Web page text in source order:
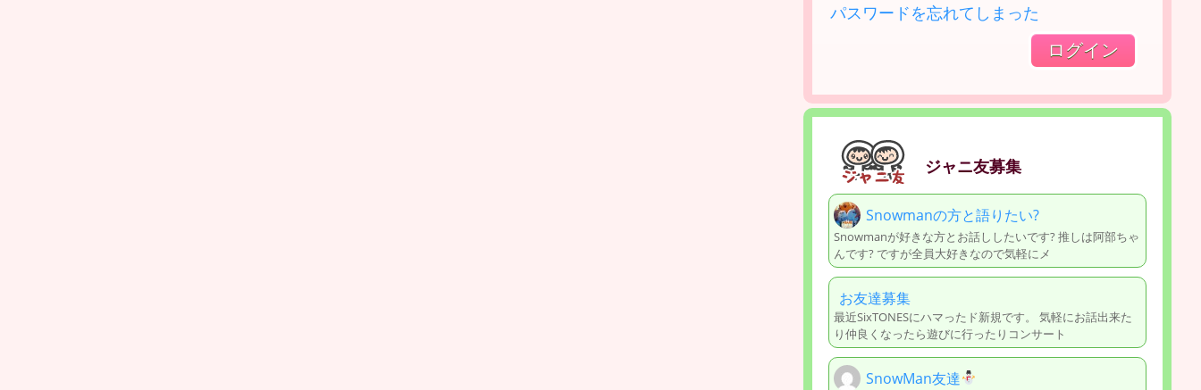
パスワードを忘れてしまった
ジャニ友募集
Snowmanの方と語りたい?
Snowmanが好きな方とお話ししたいです? 推しは阿部ちゃ
んです? ですが全員大好きなので気軽にメ
お友達募集
最近SixTONESにハマったド新規です。 気軽にお話出来た
り仲良くなったら遊びに行ったりコンサート
SnowMan友達